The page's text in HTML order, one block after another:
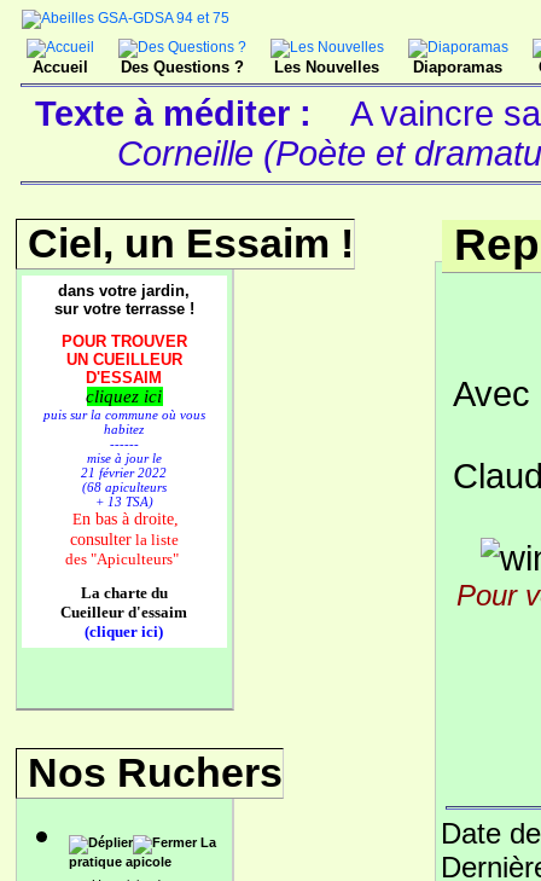
Accueil Des Questions ? Les Nouvelles Diaporamas
Texte à méditer :
A vaincre
Corneille (Poète et
Ciel, un Essaim !
dans votre jardin,
sur votre terrasse !
POUR TROUVER
UN CUEILLEUR
D'ESSAIM
cliquez ici
puis sur la commune où vous
habitez
------
mise à jour le
21 février 2022
(68 apiculteurs
+ 13 TSA)
En bas à droite,
consulter la liste
des"Apiculteurs"
La charte du
Cueilleur d'essaim
(cliquer ici)
Nos Ruchers
La
pratique apicole
Avec
Pour
Date